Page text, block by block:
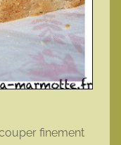
finement